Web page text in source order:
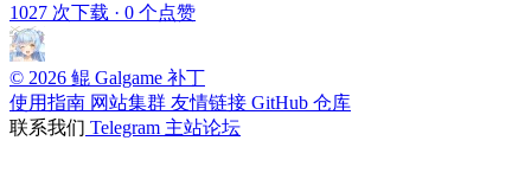
1027 次下载 · 0 个点赞
© 2026 鲲 Galgame 补丁
使用指南 网站集群 友情链接 GitHub 仓库
联系我们 Telegram 主站论坛